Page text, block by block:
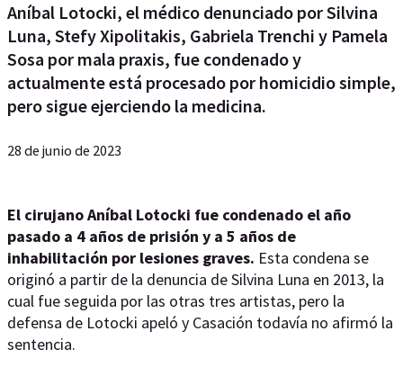
Aníbal Lotocki, el médico denunciado por Silvina
Luna, Stefy Xipolitakis, Gabriela Trenchi y Pamela
Sosa por mala praxis, fue condenado y
actualmente está procesado por homicidio simple,
pero sigue ejerciendo la medicina.
28 de junio de 2023
El cirujano Aníbal Lotocki fue condenado el año
pasado a 4 años de prisión y a 5 años de
inhabilitación por lesiones graves. Esta condena se
originó a partir de la denuncia de Silvina Luna en 2013, la
cual fue seguida por las otras tres artistas, pero la
defensa de Lotocki apeló y Casación todavía no afirmó la
sentencia.